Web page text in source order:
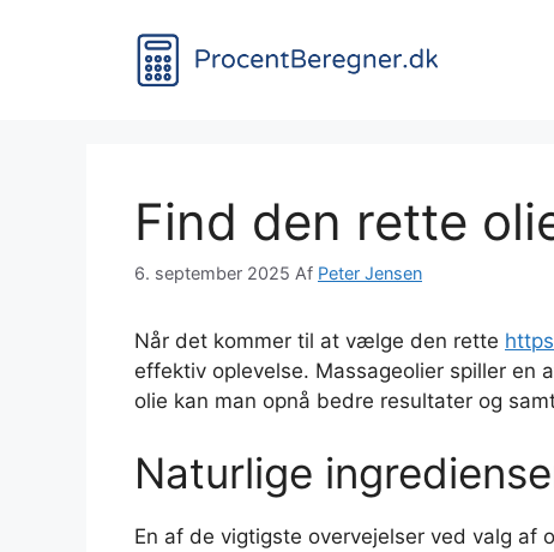
Find den rette
6. september 2025 Af Peter Jensen
Når det kommer til at vælge den rette
effektiv oplevelse. Massageolier spiller
olie kan man opnå bedre resultater og
Naturlige
En af de vigtigste overvejelser ved valg af